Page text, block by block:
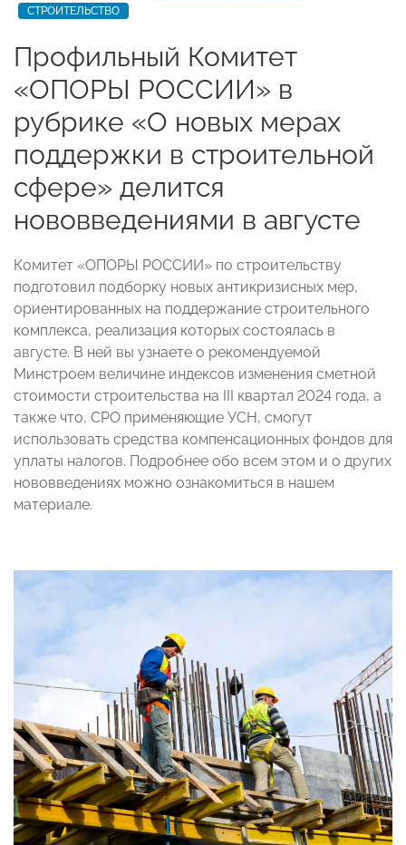
СТРОИТЕЛЬСТВО
Профильный Комитет
«ОПОРЫ РОССИИ» в
рубрике «О новых мерах
поддержки в строительной
сфере» делится
нововведениями в августе
Комитет «ОПОРЫ РОССИИ» по строительству
подготовил подборку новых антикризисных мер,
ориентированных на поддержание строительного
комплекса, реализация которых состоялась в
августе. В ней вы узнаете о рекомендуемой
Минстроем величине индексов изменения сметной
стоимости строительства на III квартал 2024 года, а
также что, СРО применяющие УСН, смогут
использовать средства компенсационных фондов для
уплаты налогов. Подробнее обо всем этом и о других
нововведениях можно ознакомиться в нашем
материале.